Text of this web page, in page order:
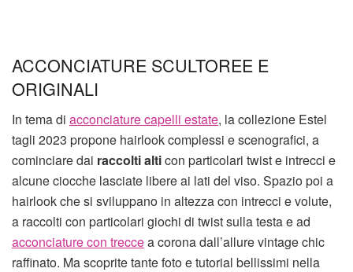
ACCONCIATURE SCULTOREE E
ORIGINALI
In tema di acconciature capelli estate, la collezione Estel
tagli 2023 propone hairlook complessi e scenografici, a
cominciare dai raccolti alticon particolari twist e intrecci e
alcune ciocche lasciate libere ai lati del viso. Spazio poi a
hairlook che si sviluppano in altezza con intrecci e volute,
a raccolti con particolari giochi di twist sulla testa e ad
acconciature con treccea corona dall’allure vintage chic
raffinato. Ma scoprite tante foto e tutorial bellissimi nella